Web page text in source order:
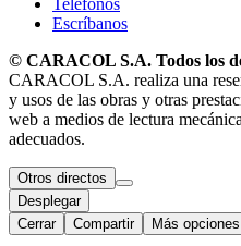
Escríbanos
© CARACOL S.A. Todos los
CARACOL S.A. realiza una
y usos de las obras y otras
web a medios de lectura
adecuados.
Otros directos
Desplegar
Cerrar
Compartir Más opciones